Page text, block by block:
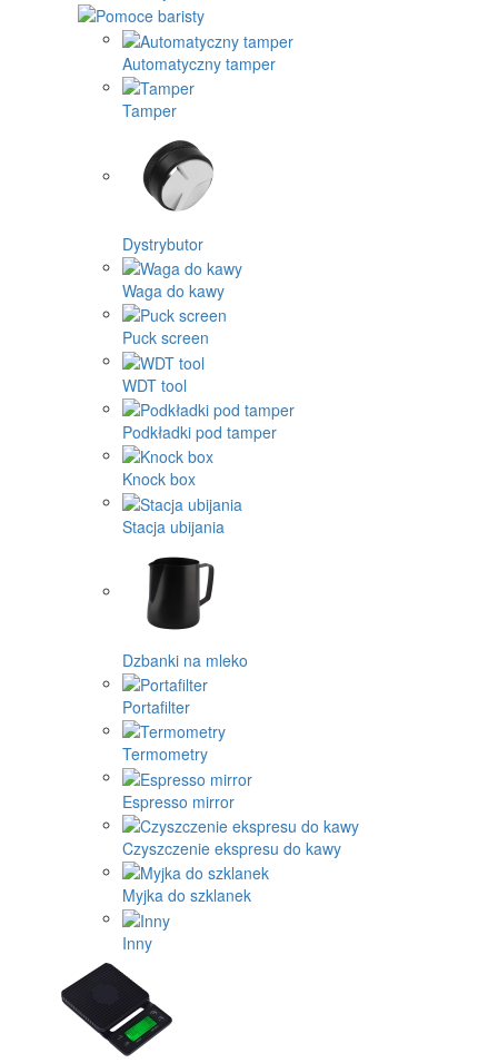
Automatyczny tamper
Tamper
Dystrybutor
Waga do kawy
Puck screen
WDT tool
Podkładki pod tamper
Knock box
Stacja ubijania
Dzbanki na mleko
Portafilter
Termometry
Espresso mirror
Czyszczenie ekspresu do kawy
Myjka do szklanek
Inny